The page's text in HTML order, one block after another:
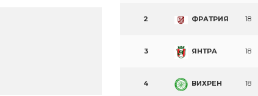
2 ФРАТРИЯ 18
3 ЯНТРА 18
4 ВИХРЕН 18